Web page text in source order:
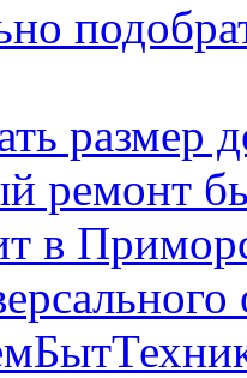
размер
ремонт
в